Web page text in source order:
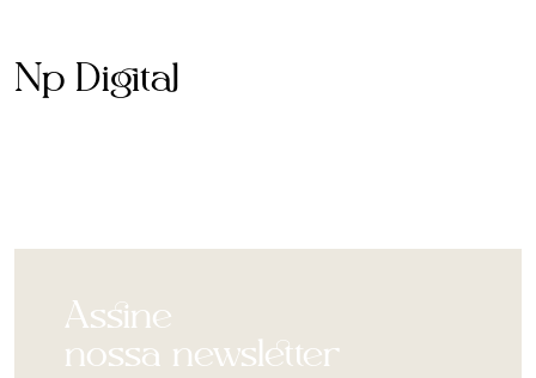
Np Digital
Assine
nossa newsletter